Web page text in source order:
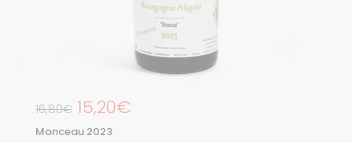
Prix de solde
16,80€ Prix régulier
15,20€
Monceau 2023